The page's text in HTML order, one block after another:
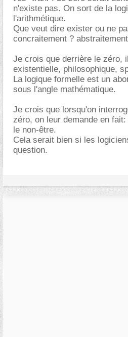
n'existe pas. On sort de la
l'arithmétique.
Que veut dire exister ou ne
concraitement ?
Je crois que derrière le zéro,
existentielle, philosophique,
La logique formelle est un
sous l'angle mathématique.
Je crois que lorsqu'on
zéro, on leur demande en
le non-être.
Cela serait bien si les
question.